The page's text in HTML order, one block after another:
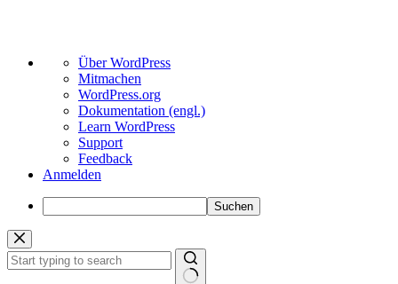
Über
WordPress
Über WordPress
Mitmachen
WordPress.org
Dokumentation (engl.)
Learn WordPress
Support
Feedback
Anmelden
Suchen
Zum
Inhalt
springen